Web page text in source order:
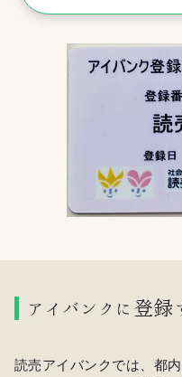
アイバンクに登録
読売アイバンクでは、都